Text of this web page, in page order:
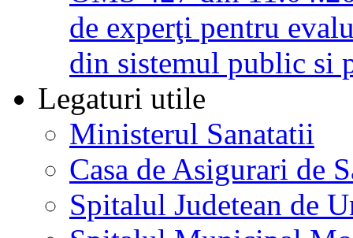
de experţi pentru
din sistemul public si
Legaturi utile
Ministerul Sanatatii
Casa de Asigurari de
Spitalul Judetean de